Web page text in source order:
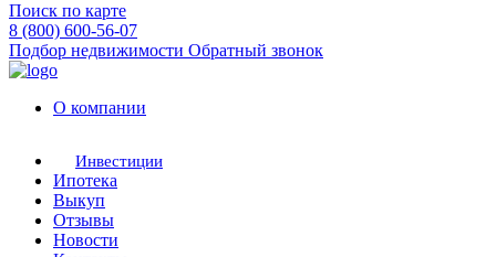
Поиск по карте
8 (800) 600-56-07
Подбор недвижимости Обратный звонок
О компании
Инвестиции
Ипотека
Выкуп
Отзывы
Новости